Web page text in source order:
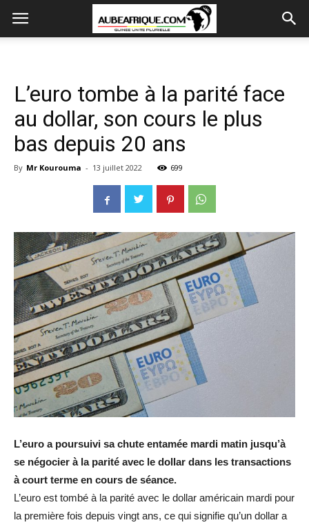
L’euro tombe à la parité face
au dollar, son cours le plus
bas depuis 20 ans
By Mr Kourouma - 13 juillet 2022 699
L’euro a poursuivi sa chute entamée mardi matin jusqu’à
se négocier à la parité avec le dollar dans les transactions
à court terme en cours de séance.
L’euro est tombé à la parité avec le dollar américain mardi pour
la première fois depuis vingt ans, ce qui signifie qu’un dollar a